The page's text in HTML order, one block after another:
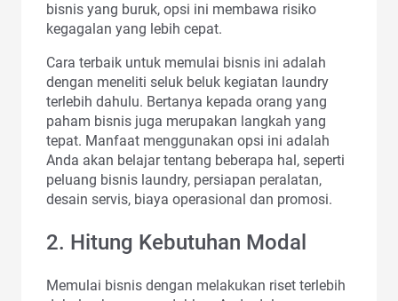
bisnis yang buruk, opsi ini membawa risiko
kegagalan yang lebih cepat.
Cara terbaik untuk memulai bisnis ini adalah
dengan meneliti seluk beluk kegiatan laundry
terlebih dahulu. Bertanya kepada orang yang
paham bisnis juga merupakan langkah yang
tepat. Manfaat menggunakan opsi ini adalah
Anda akan belajar tentang beberapa hal, seperti
peluang bisnis laundry, persiapan peralatan,
desain servis, biaya operasional dan promosi.
2. Hitung Kebutuhan Modal
Memulai bisnis dengan melakukan riset terlebih